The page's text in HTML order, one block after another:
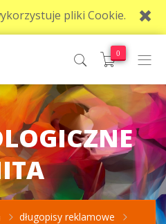
pliki Cookie.
0
długopisy reklamowe